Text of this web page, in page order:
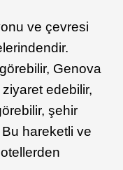
ve çevresi
Genova
edebilir,
şehir
hareketli ve